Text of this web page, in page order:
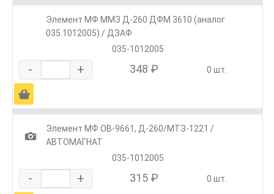
Элемент МФ ММЗ Д-260 ДФМ 3610 (аналог
035.1012005) / ДЗАФ
035-1012005
- + 348 ₽ 0 шт.
Ä
1
Элемент МФ OB-9661, Д-260/МТЗ-1221 /
АВТОМАГНАТ
035-1012005
- + 315 ₽ 0 шт.